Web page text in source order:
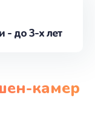
- до 3-х лет
камер